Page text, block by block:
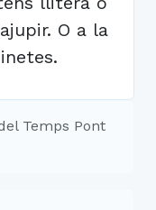
O a la
Temps Pont